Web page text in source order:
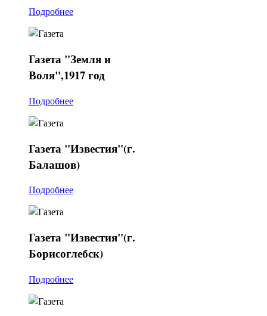
Подробнее
Газета "Земля и
Воля",1917 год
Подробнее
Газета "Известия"(г.
Балашов)
Подробнее
Газета "Известия"(г.
Борисоглебск)
Подробнее